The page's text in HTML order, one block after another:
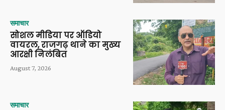
समाचार
सोशल मीडिया पर ऑडियो
वायरल, राजगढ़ थाने का मुख्य
आरक्षी निलंबित
August 7, 2026
समाचार